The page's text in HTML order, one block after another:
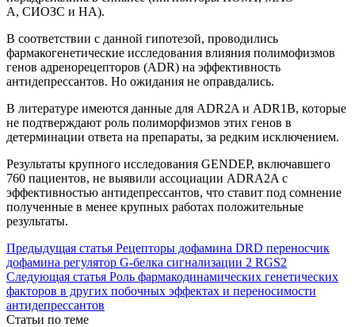
А, СИОЗС и НА).
В соответствии с данной гипотезой, проводились
фармакогенетические исследования влияния полимофизмов
генов адренорецепторов (ADR) на эффективность
антидепрессантов. Но ожидания не оправдались.
В литературе имеются данные для ADR2A и ADR1B, которые
не подтверждают роль полиморфизмов этих генов в
детерминации ответа на препараты, за редким исключением.
Результаты крупного исследования GENDEP, включавшего
760 пациентов, не выявили ассоциации ADRA2A с
эффективностью антидепрессантов, что ставит под сомнение
полученные в менее крупных работах положительные
результаты.
Предыдущая статья Рецепторы дофамина DRD переносчик
дофамина регулятор G-белка сигнализации 2 RGS2
Следующая статья Роль фармакодинамических генетических
факторов в других побочных эффектах и переносимости
антидепрессантов
Статьи по теме